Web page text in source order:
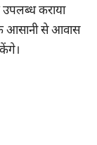
उपलब्ध कराया
के आसानी से आवास